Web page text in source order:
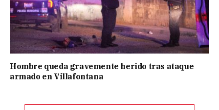
Hombre queda gravemente herido tras ataque
armado en Villafontana